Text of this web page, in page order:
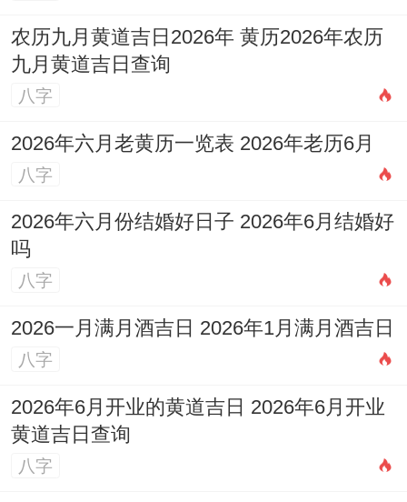
农历九月黄道吉日2026年 黄历2026年农历
九月黄道吉日查询
八字
2026年六月老黄历一览表 2026年老历6月
八字
2026年六月份结婚好日子 2026年6月结婚好
吗
八字
2026一月满月酒吉日 2026年1月满月酒吉日
八字
2026年6月开业的黄道吉日 2026年6月开业
黄道吉日查询
八字